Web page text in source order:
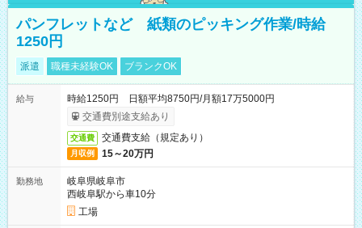
パンフレットなど 紙類のピッキング作業/時給
1250円
派遣 職種未経験OK ブランクOK
給与
時給1250円 日額平均8750円/月額17万5000円
交通費別途支給あり
交通費 交通費支給（規定あり）
月収例 15～20万円
勤務地
岐阜県岐阜市
西岐阜駅から車10分
工場